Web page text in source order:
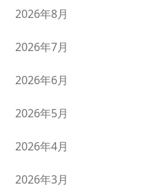
2026年8月
2026年7月
2026年6月
2026年5月
2026年4月
2026年3月